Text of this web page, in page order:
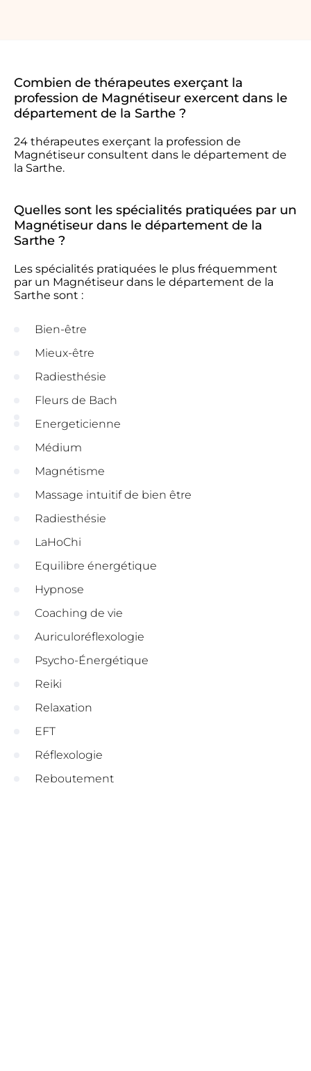
Combien de thérapeutes exerçant la
profession de Magnétiseur exercent dans le
département de la Sarthe ?
24 thérapeutes exerçant la profession de
Magnétiseur consultent dans le département de
la Sarthe.
Quelles sont les spécialités pratiquées par un
Magnétiseur dans le département de la
Sarthe ?
Les spécialités pratiquées le plus fréquemment
par un Magnétiseur dans le département de la
Sarthe sont :
Bien-être
Mieux-être
Radiesthésie
Fleurs de Bach
Energeticienne
Médium
Magnétisme
Massage intuitif de bien être
Radiesthésie
LaHoChi
Equilibre énergétique
Hypnose
Coaching de vie
Auriculoréflexologie
Psycho-Énergétique
Reiki
Relaxation
EFT
Réflexologie
Reboutement